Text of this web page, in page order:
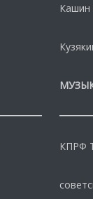
Кашин
КПРФ